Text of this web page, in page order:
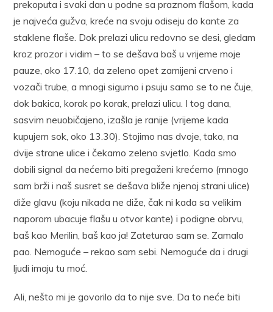
prekoputa i svaki dan u podne sa praznom flašom, kada
je najveća gužva, kreće na svoju odiseju do kante za
staklene flaše. Dok prelazi ulicu redovno se desi, gledam
kroz prozor i vidim – to se dešava baš u vrijeme moje
pauze, oko 17.10, da zeleno opet zamijeni crveno i
vozači trube, a mnogi sigurno i psuju samo se to ne čuje,
dok bakica, korak po korak, prelazi ulicu. I tog dana,
sasvim neuobičajeno, izašla je ranije (vrijeme kada
kupujem sok, oko 13.30). Stojimo nas dvoje, tako, na
dvije strane ulice i čekamo zeleno svjetlo. Kada smo
dobili signal da nećemo biti pregaženi krećemo (mnogo
sam brži i naš susret se dešava bliže njenoj strani ulice)
diže glavu (koju nikada ne diže, čak ni kada sa velikim
naporom ubacuje flašu u otvor kante) i podigne obrvu,
baš kao Merilin, baš kao ja! Zateturao sam se. Zamalo
pao. Nemoguće – rekao sam sebi. Nemoguće da i drugi
ljudi imaju tu moć.
Ali, nešto mi je govorilo da to nije sve. Da to neće biti